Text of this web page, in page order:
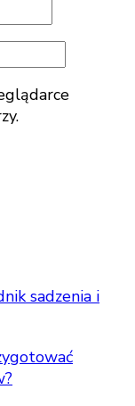
sadzenia i